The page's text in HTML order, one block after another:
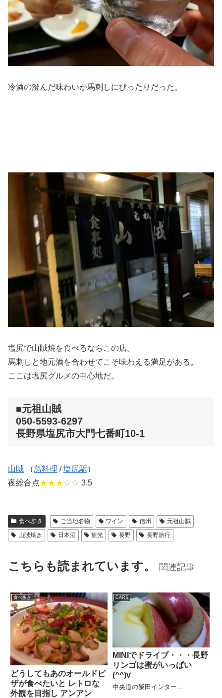
冷酒の澄んだ味わいが馬刺しにぴったりだった。
塩尻で山賊焼を食べるならこの店。
馬刺しと地元酒を合わせてこそ味わえる満足がある。
ここは塩尻グルメの中心地だ。
■元祖山賊
050-5593-6297
長野県塩尻市大門七番町10-1
山賊 （鳥料理 /塩尻駅）
夜総合点★★★☆☆ 3.5
食べ歩き ご当地名物 ワイン 信州
元祖山賊
山賊焼き
日本酒 観光 長野 長野旅行
こちらも読まれています。 関連記事
食べ歩き
どうしてもあのオールドピ
ザが食べたいと レトロな
外観を目指し アンアン
CARS
MINIでドライブ・・・長野
リンゴは蜜がいっぱい
(^^)v
中央道の飯田インター...